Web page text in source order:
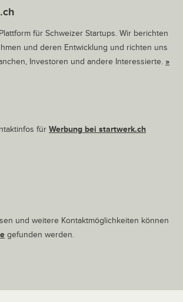
für Schweizer Startups. Wir berichten
und deren Entwicklung und richten uns
Investoren und andere Interessierte. »
für Werbung bei startwerk.ch
und weitere Kontaktmöglichkeiten können
gefunden werden.